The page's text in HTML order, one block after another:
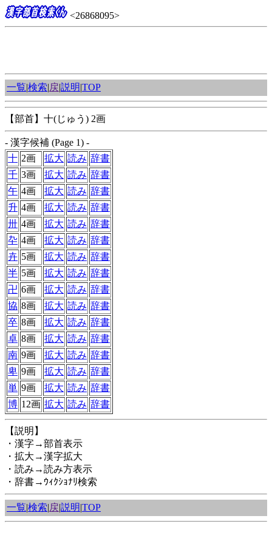
<26868095>
一覧|検索|戻|説明|TOP
【部首】十(じゅう) 2画
- 漢字候補 (Page 1) -
十 2画 拡大 読み 辞書
千 3画 拡大 読み 辞書
午 4画 拡大 読み 辞書
升 4画 拡大 読み 辞書
卅 4画 拡大 読み 辞書
卆 4画 拡大 読み 辞書
卉 5画 拡大 読み 辞書
半 5画 拡大 読み 辞書
卍 6画 拡大 読み 辞書
協 8画 拡大 読み 辞書
卒 8画 拡大 読み 辞書
卓 8画 拡大 読み 辞書
南 9画 拡大 読み 辞書
卑 9画 拡大 読み 辞書
単 9画 拡大 読み 辞書
博 12画 拡大 読み 辞書
【説明】
・漢字→部首表示
・拡大→漢字拡大
・読み→読み方表示
・辞書→ｳｨｸｼｮﾅﾘ検索
一覧|検索|戻|説明|TOP